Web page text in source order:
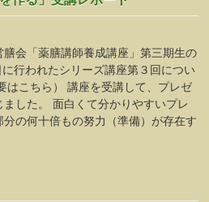
会「薬膳講師養成講座」第三期生の
行われたシリーズ講座第３回につい
こちら） 講座を受講して、プレゼ
した。 面白くて分かりやすいプレ
の何十倍もの努力（準備）が存在す